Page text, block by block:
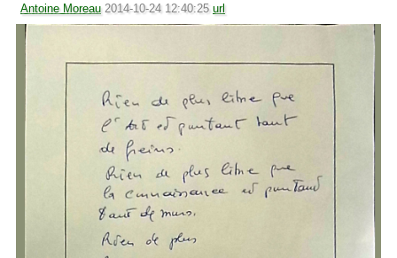
Antoine Moreau 2014-10-24 12:40:25 url